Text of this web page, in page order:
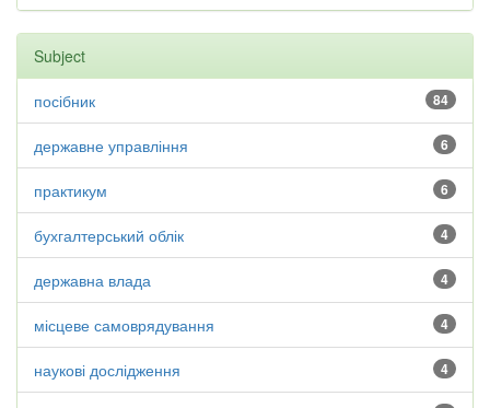
Subject
84
посібник
6
державне управління
6
практикум
4
бухгалтерський облік
4
державна влада
4
місцеве самоврядування
4
наукові дослідження